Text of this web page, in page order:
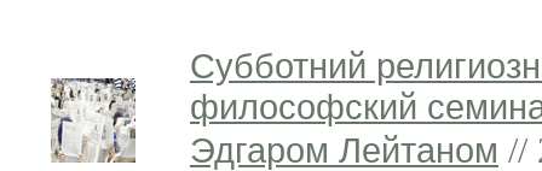
Субботний
философский
Эдгаром Лейтаном //